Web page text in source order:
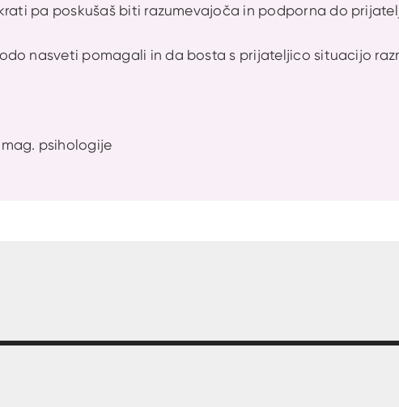
pa poskušaš biti razumevajoča in podporna do
nasveti pomagali in da bosta s prijateljico situacijo
psihologije